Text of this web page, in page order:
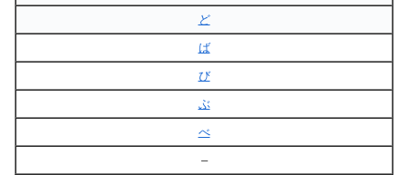
ど
ば
び
ぶ
べ
–